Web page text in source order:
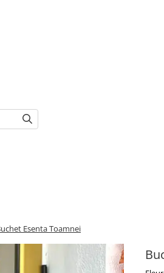
Esenta Toamnei